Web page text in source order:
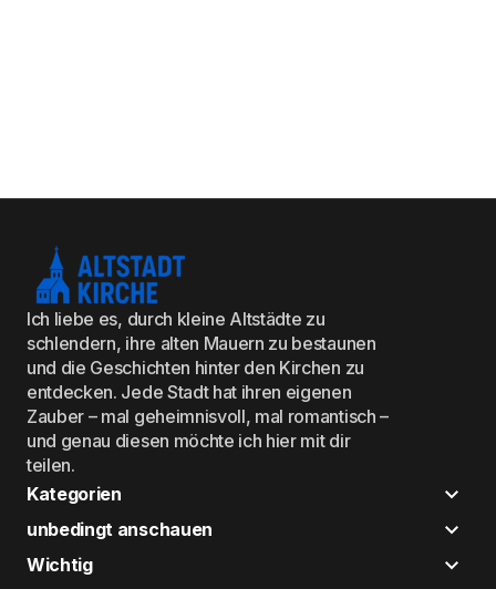
Ich liebe es, durch kleine Altstädte zu
schlendern, ihre alten Mauern zu bestaunen
und die Geschichten hinter den Kirchen zu
entdecken. Jede Stadt hat ihren eigenen
Zauber – mal geheimnisvoll, mal romantisch –
und genau diesen möchte ich hier mit dir
teilen.
Kategorien
unbedingt anschauen
Wichtig